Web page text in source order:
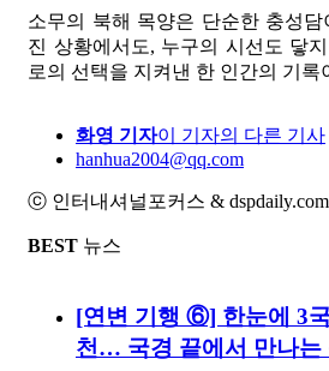
소무의 북해 목양은 단순한 충성
진 상황에서도, 누구의 시선도 닿
로의 선택을 지켜낸 한 인간의 기록
화영 기자이 기자의 다른 기사
hanhua2004@qq.com
ⓒ 인터내셔널포커스 &
BEST 뉴스
[연변 기행 ⑥] 한눈에 3
천… 국경 끝에서 만나는